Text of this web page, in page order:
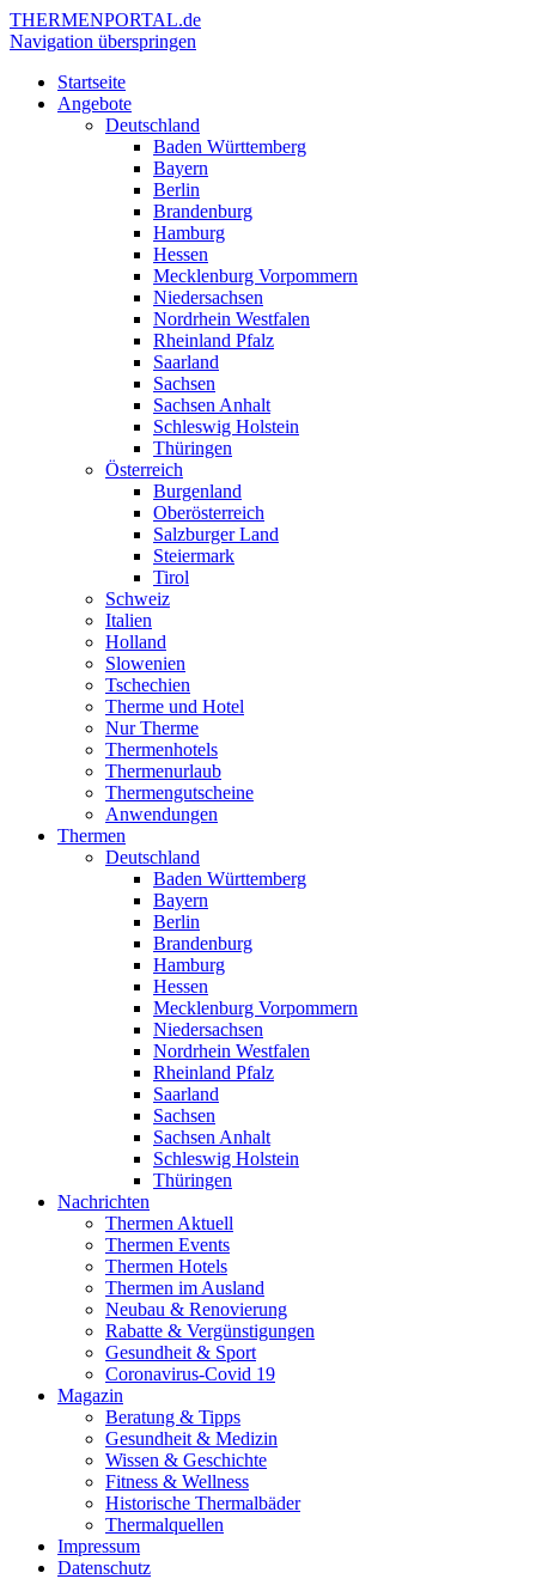
THERMENPORTAL.de
Navigation überspringen
Startseite
Angebote
Deutschland
Baden Württemberg
Bayern
Berlin
Brandenburg
Hamburg
Hessen
Mecklenburg Vorpommern
Niedersachsen
Nordrhein Westfalen
Rheinland Pfalz
Saarland
Sachsen
Sachsen Anhalt
Schleswig Holstein
Thüringen
Österreich
Burgenland
Oberösterreich
Salzburger Land
Steiermark
Tirol
Schweiz
Italien
Holland
Slowenien
Tschechien
Therme und Hotel
Nur Therme
Thermenhotels
Thermenurlaub
Thermengutscheine
Anwendungen
Thermen
Deutschland
Baden Württemberg
Bayern
Berlin
Brandenburg
Hamburg
Hessen
Mecklenburg Vorpommern
Niedersachsen
Nordrhein Westfalen
Rheinland Pfalz
Saarland
Sachsen
Sachsen Anhalt
Schleswig Holstein
Thüringen
Nachrichten
Thermen Aktuell
Thermen Events
Thermen Hotels
Thermen im Ausland
Neubau & Renovierung
Rabatte & Vergünstigungen
Gesundheit & Sport
Coronavirus-Covid 19
Magazin
Beratung & Tipps
Gesundheit & Medizin
Wissen & Geschichte
Fitness & Wellness
Historische Thermalbäder
Thermalquellen
Impressum
Datenschutz